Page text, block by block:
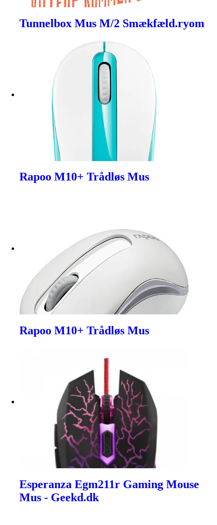
Tunnelbox Mus M/2 Smækfæld.ryom
Rapoo M10+ Trådløs Mus
Rapoo M10+ Trådløs Mus
Esperanza Egm211r Gaming Mouse
Mus - Geekd.dk